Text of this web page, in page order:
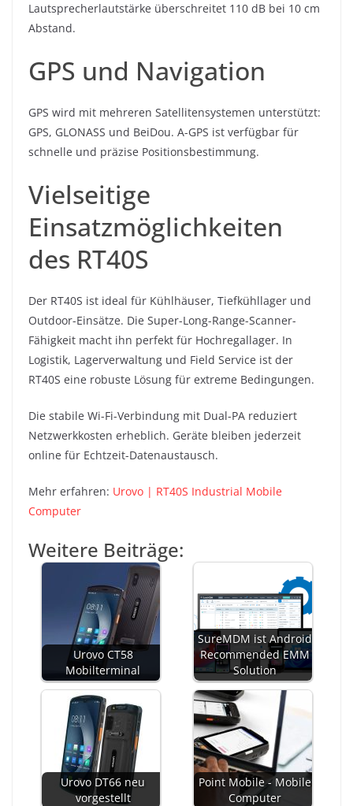
Lautsprecherlautstärke überschreitet 110 dB bei 10 cm
Abstand.
GPS und Navigation
GPS wird mit mehreren Satellitensystemen unterstützt:
GPS, GLONASS und BeiDou. A-GPS ist verfügbar für
schnelle und präzise Positionsbestimmung.
Vielseitige
Einsatzmöglichkeiten
des RT40S
Der RT40S ist ideal für Kühlhäuser, Tiefkühllager und
Outdoor-Einsätze. Die Super-Long-Range-Scanner-
Fähigkeit macht ihn perfekt für Hochregallager. In
Logistik, Lagerverwaltung und Field Service ist der
RT40S eine robuste Lösung für extreme Bedingungen.
Die stabile Wi-Fi-Verbindung mit Dual-PA reduziert
Netzwerkkosten erheblich. Geräte bleiben jederzeit
online für Echtzeit-Datenaustausch.
Mehr erfahren: Urovo | RT40S Industrial Mobile
Computer
Weitere Beiträge:
Urovo CT58
Mobilterminal
SureMDM ist Android
Recommended EMM
Solution
Urovo DT66 neu
vorgestellt
Point Mobile - Mobile
Computer